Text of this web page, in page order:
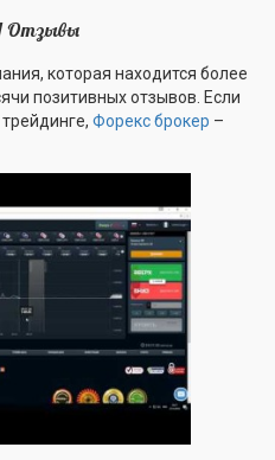
Отзывы
которая находится более
позитивных отзывов. Если
Форекс брокер –